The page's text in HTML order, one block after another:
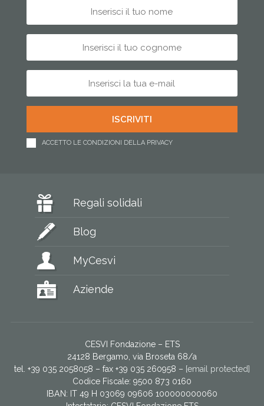
ACCETTO LE CONDIZIONI DELLA PRIVACY
Regali solidali
Blog
MyCesvi
Aziende
CESVI Fondazione – ETS
24128 Bergamo, via Broseta 68/a
tel. +39 035 2058058 – fax +39 035 260958 – [email protected]
Codice Fiscale: 9500 873 0160
IBAN: IT 49 H 03069 09606 100000000060